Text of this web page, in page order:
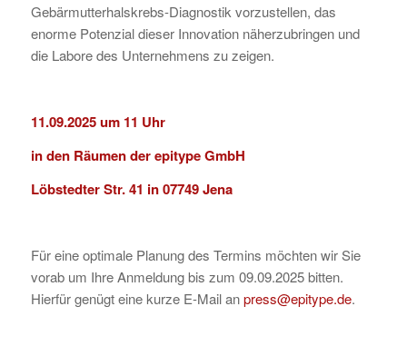
Gebärmutterhalskrebs-Diagnostik vorzustellen, das
enorme Potenzial dieser Innovation näherzubringen und
die Labore des Unternehmens zu zeigen.
11.09.2025 um 11 Uhr
in den Räumen der epitype GmbH
Löbstedter Str. 41 in 07749 Jena
Für eine optimale Planung des Termins möchten wir Sie
vorab um Ihre Anmeldung bis zum 09.09.2025 bitten.
Hierfür genügt eine kurze E-Mail anpress@epitype.de.